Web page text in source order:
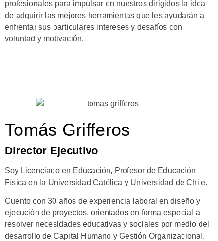
profesionales para impulsar en nuestros dirigidos la idea
de adquirir las mejores herramientas que les ayudarán a
enfrentar sus particulares intereses y desafíos con
voluntad y motivación.
Tomás Grifferos
Director Ejecutivo
Soy Licenciado en Educación, Profesor de Educación
Física en la Universidad Católica y Universidad de Chile.
Cuento con 30 años de experiencia laboral en diseño y
ejecución de proyectos, orientados en forma especial a
resolver necesidades educativas y sociales por medio del
desarrollo de Capital Humano y Gestión Organizacional.